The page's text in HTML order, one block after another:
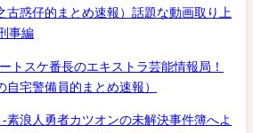
古惑仔的まとめ速報）話題な動画取り上
事編
トスケ番長のエキストラ芸能情報局！
自宅警備員的まとめ速報）
素浪人勇者カツオンの未解決事件簿へよ